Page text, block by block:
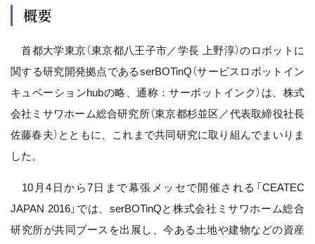
概要
首都大学東京（東京都八王子市／学長 上野淳）のロボットに
関する研究開発拠点であるserBOTinQ（サービスロボットイン
キュベーションhubの略、通称：サーボットインク）は、株式
会社ミサワホーム総合研究所（東京都杉並区／代表取締役社長
佐藤春夫）とともに、これまで共同研究に取り組んでまいりま
した。
10月4日から7日まで幕張メッセで開催される「CEATEC
JAPAN 2016」では、serBOTinQと株式会社ミサワホーム総合
研究所が共同ブースを出展し、今ある土地や建物などの資産